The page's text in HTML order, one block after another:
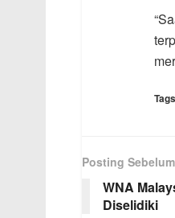
Posting
WNA
Diselidiki